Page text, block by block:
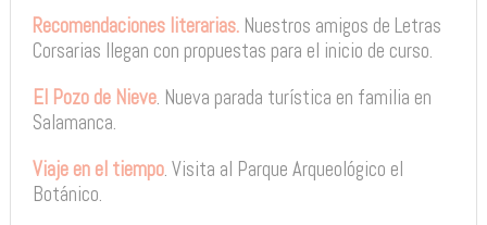
Recomendaciones literarias.Nuestros amigos de Letras
Corsarias llegan con propuestas para el inicio de curso.
El Pozo de Nieve. Nueva parada turística en familia en
Salamanca.
Viaje en el tiempo. Visita al Parque Arqueológico el
Botánico.